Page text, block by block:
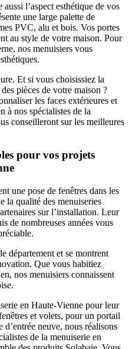
l’aspect esthétique de vos
une large palette de
PVC, alu et bois. Vos portes
au style de votre maison. Pour
nos menuisiers vous
Et si vous choisissiez la
pièces de votre maison ?
les faces extérieures et
à nos spécialistes de la
conseilleront sur les meilleures
pour vos projets
une pose de fenêtres dans les
la qualité des menuiseries
sur l’installation. Leur
de nombreuses années vous
département et se montrent
Que vous habitiez
nos menuisiers connaissent
en Haute-Vienne pour leur
et volets, pour un portail
neuve, nous réalisons
de la menuiserie en